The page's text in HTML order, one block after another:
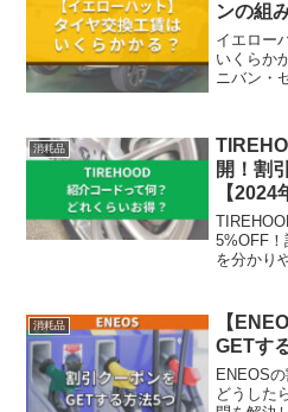
ンの組
イエロー
いくらか
ニバン・
紹介。
消耗品
開！割
【2024
5%OFF！
を分かり
消耗品
【
GETす
ENEOS
どうした